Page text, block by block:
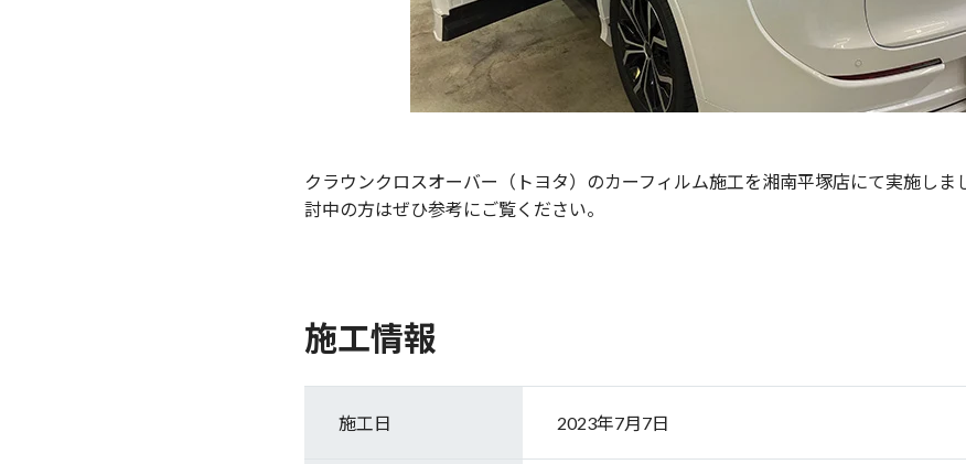
クラウンクロスオーバー（トヨタ）のカーフィルム施工を湘南平塚店にて実施しま
討中の方はぜひ参考にご覧ください。
施工情報
施工日 2023年7月7日